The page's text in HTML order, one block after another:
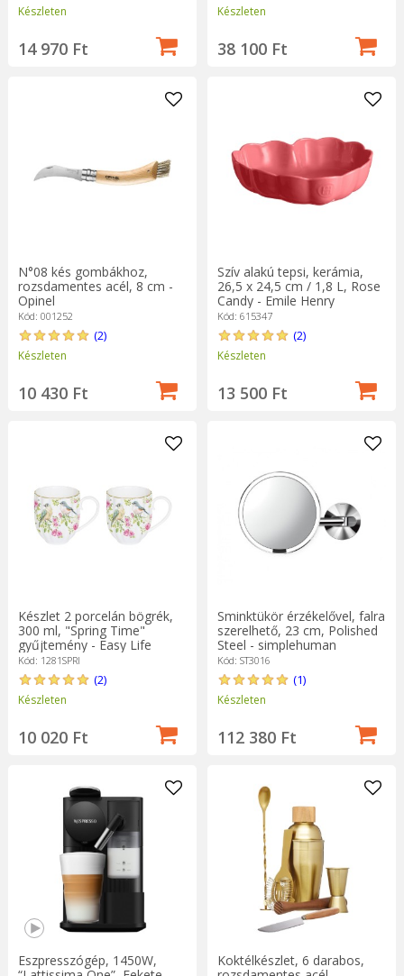
Készleten
14 970 Ft
Készleten
38 100 Ft
N°08 kés gombákhoz,
rozsdamentes acél, 8 cm -
Opinel
Kód: 001252
(2)
Készleten
10 430 Ft
Szív alakú tepsi, kerámia,
26,5 x 24,5 cm / 1,8 L, Rose
Candy - Emile Henry
Kód: 615347
(2)
Készleten
13 500 Ft
Készlet 2 porcelán bögrék,
300 ml, "Spring Time"
gyűjtemény - Easy Life
Kód: 1281SPRI
(2)
Készleten
10 020 Ft
Sminktükör érzékelővel, falra
szerelhető, 23 cm, Polished
Steel - simplehuman
Kód: ST3016
(1)
Készleten
112 380 Ft
Eszpresszógép, 1450W,
Koktélkészlet, 6 darabos,